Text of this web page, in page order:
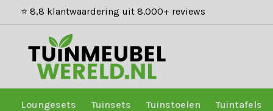
⭐ 8,8 klantwaardering uit 8.000+ reviews
Loungesets Tuinsets Tuinstoelen Tuintafels